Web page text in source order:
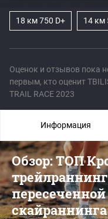
Оценок и отзывов пока
первым, кто оценит
TRAIL RACE 2023
18 км 750 D+ 14 км
Обзор: ТОП
Информация